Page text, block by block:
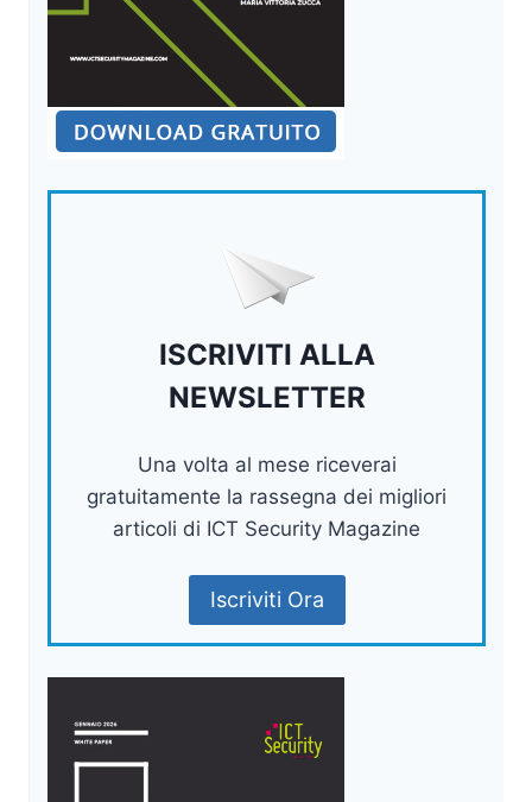
ISCRIVITI ALLA
NEWSLETTER
Una volta al mese riceverai
gratuitamente la rassegna dei migliori
articoli di ICT Security Magazine
Iscriviti Ora